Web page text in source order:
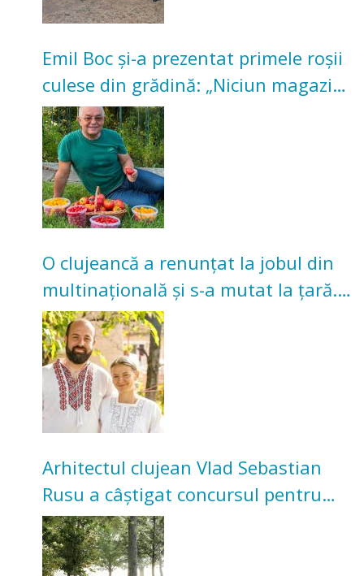
Emil Boc și-a prezentat primele roșii
culese din grădină: „Niciun magazin
nu poate oferi această satisfacție”
O clujeancă a renunțat la jobul din
multinațională și s-a mutat la țară.
Acum cultivă legume în grădina
bunicilor
Arhitectul clujean Vlad Sebastian
Rusu a câștigat concursul pentru
transformarea Grădinii Casei
Universitarilor